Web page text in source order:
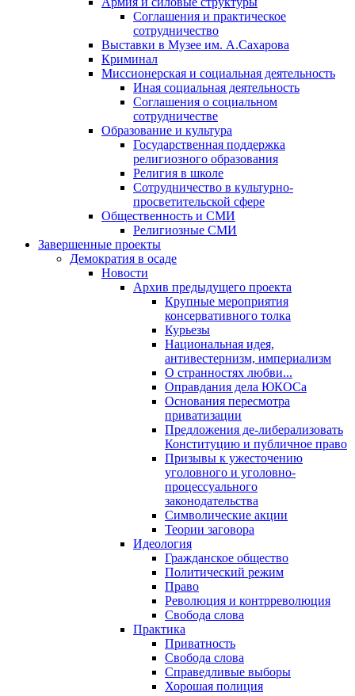
Соглашения и практическое
сотрудничество
Выставки в Музее им. А.Сахарова
Криминал
Миссионерская и социальная деятельность
Иная социальная деятельность
Соглашения о социальном
сотрудничестве
Образование и культура
Государственная поддержка
религиозного образования
Религия в школе
Сотрудничество в культурно-
просветительской сфере
Общественность и СМИ
Религиозные СМИ
Завершенные проекты
Демократия в осаде
Новости
Архив предыдущего проекта
Крупные мероприятия
консервативного толка
Курьезы
Национальная идея,
антивестернизм, империализм
О странностях любви...
Оправдания дела ЮКОСа
Основания пересмотра
приватизации
Предложения де-либерализовать
Конституцию и публичное право
Призывы к ужесточению
уголовного и уголовно-
процессуального
законодательства
Символические акции
Теории заговора
Идеология
Гражданское общество
Политический режим
Право
Революция и контрреволюция
Свобода слова
Практика
Приватность
Свобода слова
Справедливые выборы
Хорошая полиция